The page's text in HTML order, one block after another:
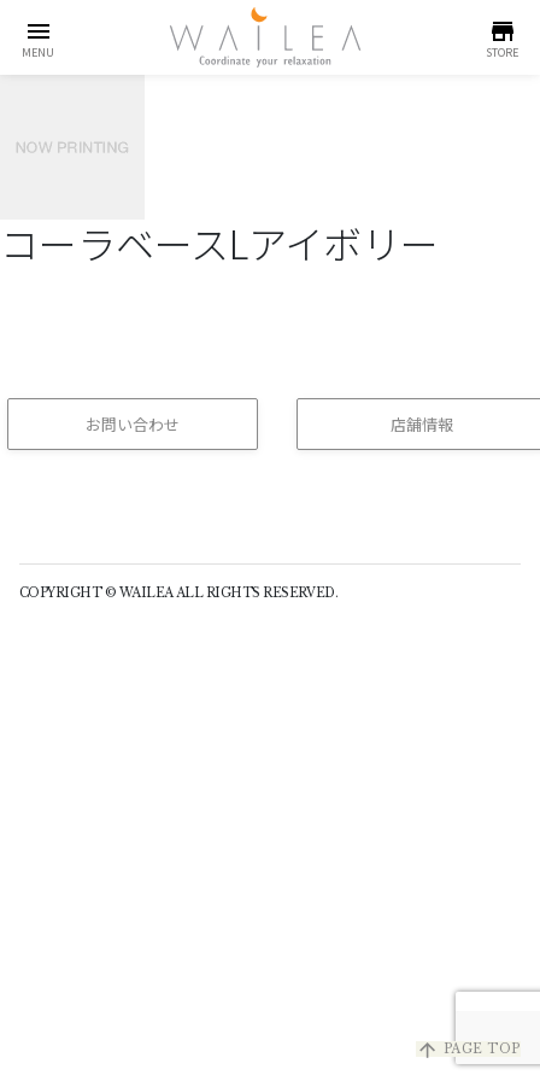
menu
MENU
store
STORE
コーラベースLアイボリー
お問い合わせ 店舗情報
arrow_upward PAGE TOP
COPYRIGHT © WAILEA ALL RIGHTS RESERVED.